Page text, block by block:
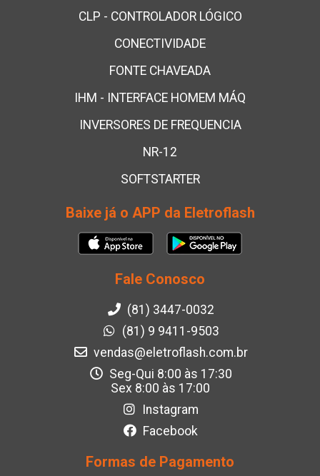
CLP - CONTROLADOR LÓGICO
CONECTIVIDADE
FONTE CHAVEADA
IHM - INTERFACE HOMEM MÁQ
INVERSORES DE FREQUENCIA
NR-12
SOFTSTARTER
Baixe já o APP da Eletroflash
Fale Conosco
(81) 3447-0032
(81) 9 9411-9503
vendas@eletroflash.com.br
Seg-Qui 8:00 às 17:30
Sex 8:00 às 17:00
Instagram
Facebook
Formas de Pagamento